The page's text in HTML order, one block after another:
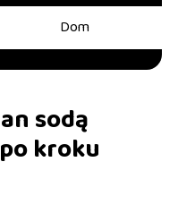
Dom
sodą
kroku